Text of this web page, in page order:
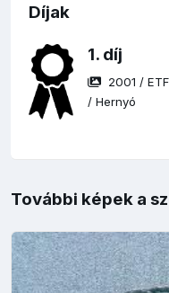
Díjak
1. díj
2001 /
/Hernyó
További képek a